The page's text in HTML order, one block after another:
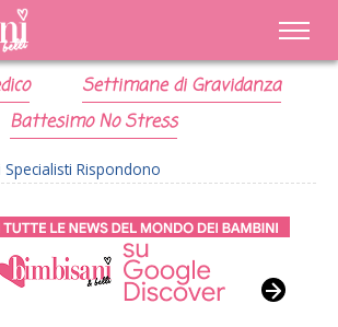
Settimane di Gravidanza
Battesimo No Stress
Specialisti Rispondono